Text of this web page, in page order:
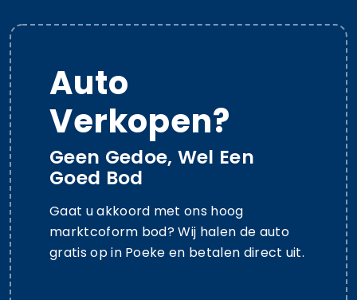
Auto
Verkopen?
Geen Gedoe, Wel Een
Goed Bod
Gaat u akkoord met ons hoog
marktcoform bod? Wij halen de auto
gratis op in Poeke en betalen direct uit.